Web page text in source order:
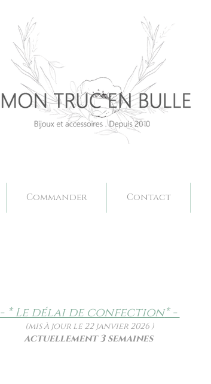
Commander Contact
- * Le délai de confection* -
(mis à jour le 22 janvier 2026 )
actuellement 3 semaines